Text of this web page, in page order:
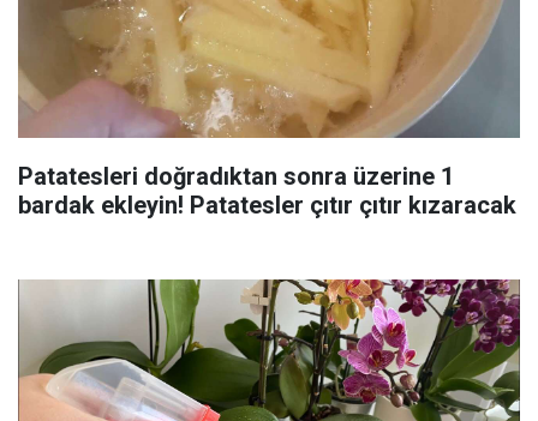
Patatesleri doğradıktan sonra üzerine 1
bardak ekleyin! Patatesler çıtır çıtır kızaracak